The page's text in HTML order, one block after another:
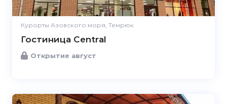
Курорты Азовского моря, Темрюк
Гостиница Central
Открытие август